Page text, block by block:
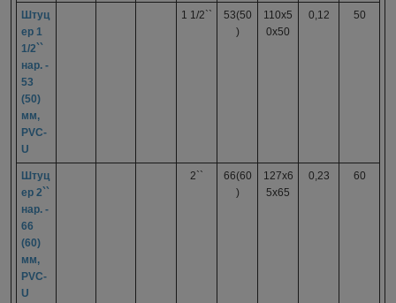
Штуц
ер 1
1/2``
нар. -
53
(50)
мм,
PVC-
U
1 1/2``
53(50
)
110х5
0х50
0,12 50
Штуц
ер 2``
нар. -
66
(60)
мм,
PVC-
U
2``
66(60
)
127x6
5x65
0,23 60